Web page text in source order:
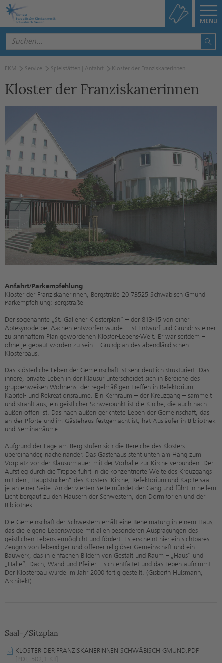
EKM Service Spielstätten | Anfahrt Kloster der Franziskanerinnen
Kloster der Franziskanerinnen
Anfahrt/Parkempfehlung:
Kloster der Franziskanerinnen, Bergstraße 20 73525 Schwäbisch Gmünd
Parkempfehlung: Bergstraße
Der sogenannte „St. Gallener Klosterplan“ – der 813-15 von einer
Äbtesynode bei Aachen entworfen wurde – ist Entwurf und Grundriss einer
zu sinnhaftem Plan gewordenen Kloster-Lebens-Welt. Er war seitdem –
ohne je gebaut worden zu sein – Grundplan des abendländischen
Klosterbaus.
Das klösterliche Leben der Gemeinschaft ist sehr deutlich strukturiert. Das
innere, private Leben in der Klausur unterscheidet sich in Bereiche des
gruppenweisen Wohnens, der regelmäßigen Treffen in Refektorium,
Kapitel- und Rekreationsräume. Ein Kernraum – der Kreuzgang – sammelt
und strahlt aus; ein geistlicher Schwerpunkt ist die Kirche, die auch nach
außen offen ist. Das nach außen gerichtete Leben der Gemeinschaft, das
an der Pforte und im Gästehaus festgemacht ist, hat Ausläufer in Bibliothek
und Seminarräume.
Aufgrund der Lage am Berg stufen sich die Bereiche des Klosters
übereinander, nacheinander. Das Gästehaus steht unten am Hang zum
Vorplatz vor der Klausurmauer, mit der Vorhalle zur Kirche verbunden. Der
Aufstieg durch die Treppe führt in die konzentrierte Weite des Kreuzgangs
mit den „Hauptstücken“ des Klosters: Kirche, Refektorium und Kapitelsaal
je an einer Seite. An der vierten Seite mündet der Gang und führt in hellem
Licht bergauf zu den Häusern der Schwestern, den Dormitorien und der
Bibliothek.
Die Gemeinschaft der Schwestern erhält eine Beheimatung in einem Haus,
das die eigene Lebensweise mit allen besonderen Ausprägungen des
geistlichen Lebens ermöglicht und fördert. Es erscheint hier ein sichtbares
Zeugnis von lebendiger und offener religiöser Gemeinschaft und ein
Bauwerk, das in einfachen Bildern von Gestalt und Raum – „Haus“ und
„Halle“, Dach, Wand und Pfeiler – sich entfaltet und das Leben aufnimmt.
Der Klosterbau wurde im Jahr 2000 fertig gestellt. (Gisberth Hülsmann,
Architekt)
Saal-/Sitzplan
KLOSTER DER FRANZISKANERINNEN SCHWÄBISCH GMÜND.PDF
[PDF, 502,1 KB]